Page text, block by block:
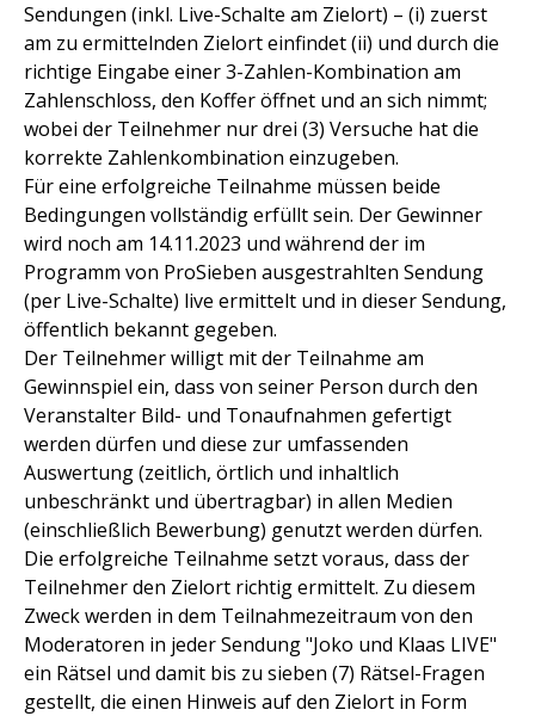
Sendungen (inkl. Live-Schalte am Zielort) – (i) zuerst
am zu ermittelnden Zielort einfindet (ii) und durch die
richtige Eingabe einer 3-Zahlen-Kombination am
Zahlenschloss, den Koffer öffnet und an sich nimmt;
wobei der Teilnehmer nur drei (3) Versuche hat die
korrekte Zahlenkombination einzugeben.
Für eine erfolgreiche Teilnahme müssen beide
Bedingungen vollständig erfüllt sein. Der Gewinner
wird noch am 14.11.2023 und während der im
Programm von ProSieben ausgestrahlten Sendung
(per Live-Schalte) live ermittelt und in dieser Sendung,
öffentlich bekannt gegeben.
Der Teilnehmer willigt mit der Teilnahme am
Gewinnspiel ein, dass von seiner Person durch den
Veranstalter Bild- und Tonaufnahmen gefertigt
werden dürfen und diese zur umfassenden
Auswertung (zeitlich, örtlich und inhaltlich
unbeschränkt und übertragbar) in allen Medien
(einschließlich Bewerbung) genutzt werden dürfen.
Die erfolgreiche Teilnahme setzt voraus, dass der
Teilnehmer den Zielort richtig ermittelt. Zu diesem
Zweck werden in dem Teilnahmezeitraum von den
Moderatoren in jeder Sendung "Joko und Klaas LIVE"
ein Rätsel und damit bis zu sieben (7) Rätsel-Fragen
gestellt, die einen Hinweis auf den Zielort in Form